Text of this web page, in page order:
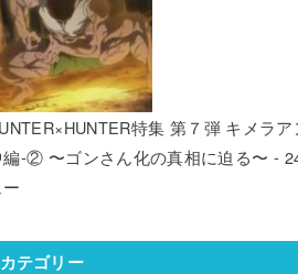
特集 第７弾 キメラ
編-② 〜ゴンさん化の真相に迫る〜 -
カテゴリー